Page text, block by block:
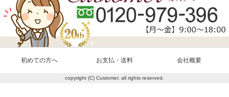
初めての方へ お支払・送料 会社概要
copyright (C) Customer. all rights reserved.